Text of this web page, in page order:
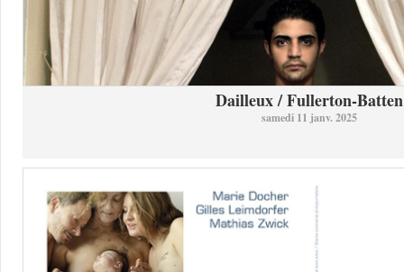
Dailleux / Fullerton-Batten
samedi 11 janv. 2025